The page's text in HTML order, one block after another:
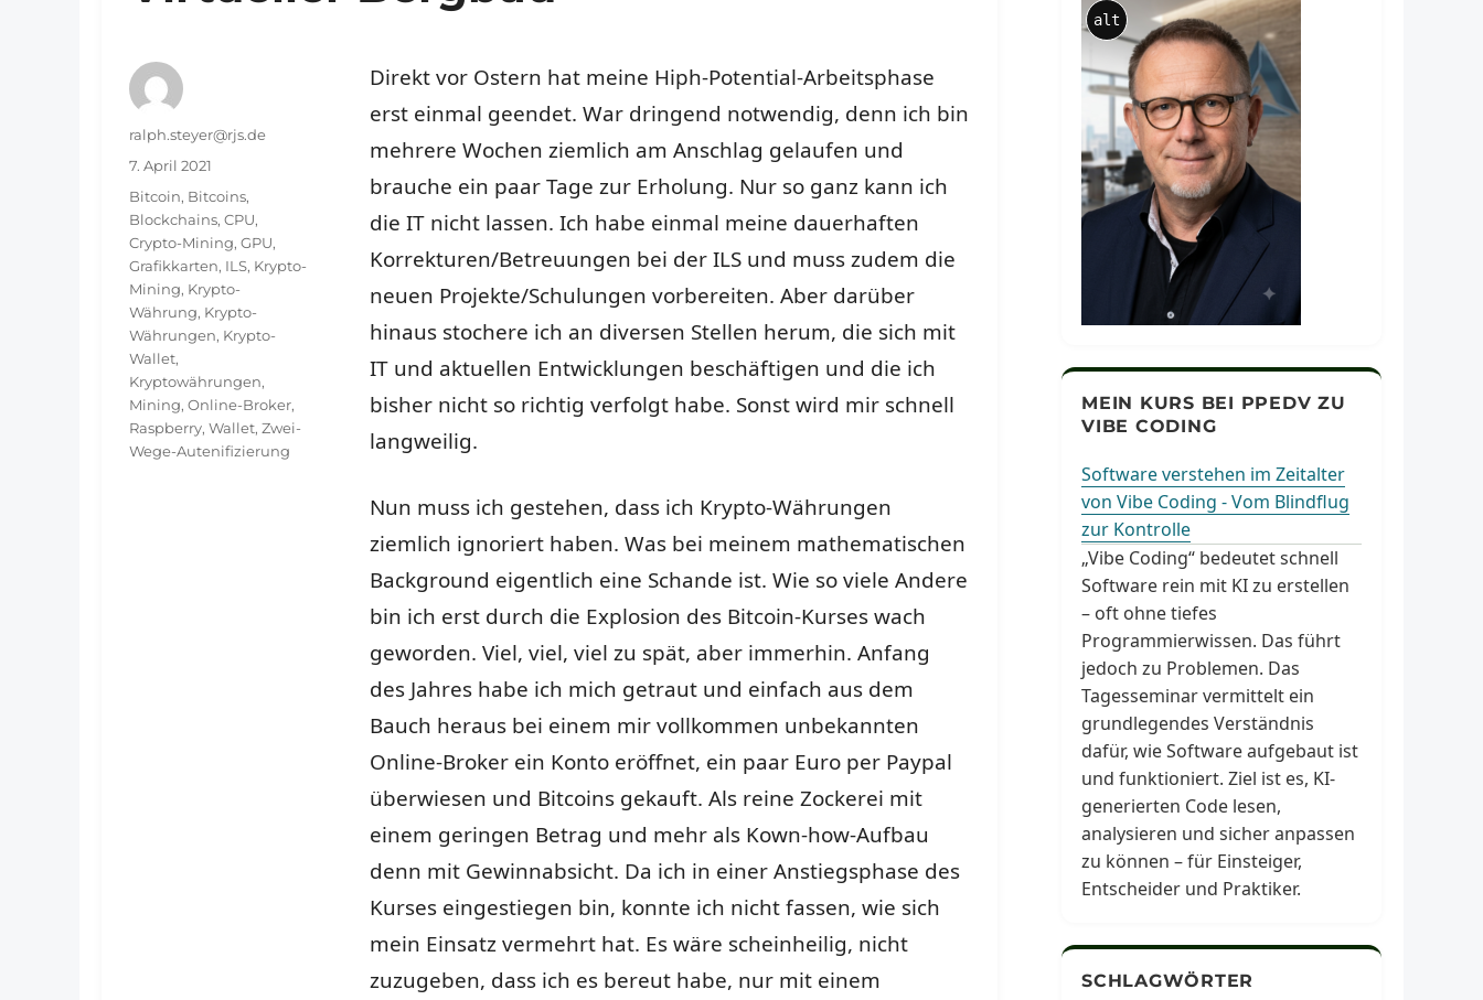
Direkt vor Ostern hat meine Hiph-Potential-Arbeitsphase
erst einmal geendet. War dringend notwendig, denn ich bin
mehrere Wochen ziemlich am Anschlag gelaufen und
brauche ein paar Tage zur Erholung. Nur so ganz kann ich
die IT nicht lassen. Ich habe einmal meine dauerhaften
Korrekturen/Betreuungen bei der ILS und muss zudem die
neuen Projekte/Schulungen vorbereiten. Aber darüber
hinaus stochere ich an diversen Stellen herum, die sich mit
IT und aktuellen Entwicklungen beschäftigen und die ich
bisher nicht so richtig verfolgt habe. Sonst wird mir schnell
langweilig.
Nun muss ich gestehen, dass ich Krypto-Währungen
ziemlich ignoriert haben. Was bei meinem mathematischen
Background eigentlich eine Schande ist. Wie so viele Andere
bin ich erst durch die Explosion des Bitcoin-Kurses wach
geworden. Viel, viel, viel zu spät, aber immerhin. Anfang
des Jahres habe ich mich getraut und einfach aus dem
Bauch heraus bei einem mir vollkommen unbekannten
Online-Broker ein Konto eröffnet, ein paar Euro per Paypal
überwiesen und Bitcoins gekauft. Als reine Zockerei mit
einem geringen Betrag und mehr als Kown-how-Aufbau
denn mit Gewinnabsicht. Da ich in einer Anstiegsphase des
Kurses eingestiegen bin, konnte ich nicht fassen, wie sich
mein Einsatz vermehrt hat. Es wäre scheinheilig, nicht
zuzugeben, dass ich es bereut habe, nur mit einem
Autor
ralph.steyer@rjs.de
Veröffentlicht
am
7. April 2021
Schlagwörter
Bitcoin, Bitcoins,
Blockchains, CPU,
Crypto-Mining, GPU,
Grafikkarten, ILS, Krypto-
Mining, Krypto-
Währung, Krypto-
Währungen, Krypto-
Wallet,
Kryptowährungen,
Mining, Online-Broker,
Raspberry, Wallet, Zwei-
Wege-Autenifizierung
alt
MEIN KURS BEI PPEDV ZU
VIBE CODING
Software verstehen im Zeitalter
von Vibe Coding - Vom Blindflug
zur Kontrolle
„Vibe Coding“ bedeutet schnell
Software rein mit KI zu erstellen
– oft ohne tiefes
Programmierwissen. Das führt
jedoch zu Problemen. Das
Tagesseminar vermittelt ein
grundlegendes Verständnis
dafür, wie Software aufgebaut ist
und funktioniert. Ziel ist es, KI-
generierten Code lesen,
analysieren und sicher anpassen
zu können – für Einsteiger,
Entscheider und Praktiker.
SCHLAGWÖRTER